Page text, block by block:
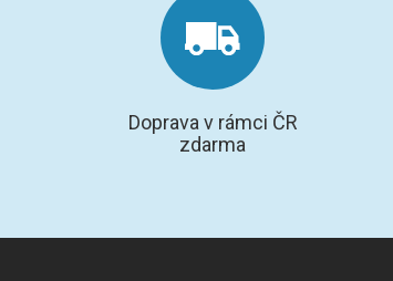
Doprava v rámci ČR
zdarma